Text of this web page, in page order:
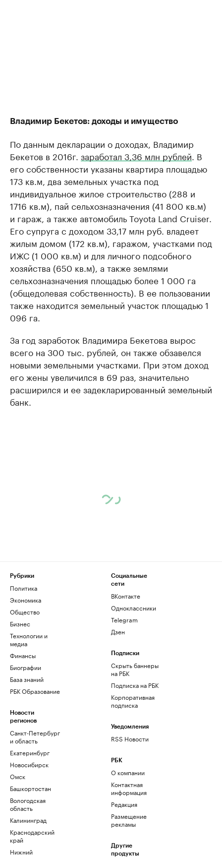
Владимир Бекетов: доходы и имущество
По данным декларации о доходах, Владимир
Бекетов в 2016г. заработал 3,36 млн рублей. В
его собственности указаны квартира площадью
173 кв.м, два земельных участка под
индивидуальное жилое строительство (288 и
1716 кв.м), пай сельхозназначения (41 800 кв.м)
и гараж, а также автомобиль Toyota Land Cruiser.
Его супруга с доходом 33,17 млн руб. владеет
жилым домом (172 кв.м), гаражом, участками под
ИЖС (1 000 кв.м) и для личного подсобного
хозяйства (650 кв.м), а также землями
сельхозназначения площадью более 1 000 га
(общедолевая собственность). В ее пользовании
также находится земельный участок площадью 1
096 га.
За год заработок Владимира Бекетова вырос
всего на 300 тыс. рублей, он также обзавелся
новыми земельными участками. При этом доход
его жены увеличился в 69 раз, значительно
расширился и ее задекларированный земельный
банк.
Рубрики
Политика
Экономика
Общество
Бизнес
Технологии и
медиа
Финансы
Биографии
База знаний
РБК Образование
Новости
регионов
Санкт-Петербург
и область
Екатеринбург
Новосибирск
Омск
Башкортостан
Вологодская
область
Калининград
Краснодарский
край
Нижний
Социальные
сети
ВКонтакте
Одноклассники
Telegram
Дзен
Подписки
Скрыть баннеры
на РБК
Подписка на РБК
Корпоративная
подписка
Уведомления
RSS Новости
РБК
О компании
Контактная
информация
Редакция
Размещение
рекламы
Другие
продукты